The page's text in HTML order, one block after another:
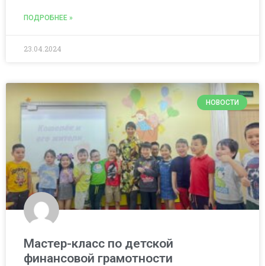
ПОДРОБНЕЕ »
23.04.2024
НОВОСТИ
Мастер-класс по детской
финансовой грамотности